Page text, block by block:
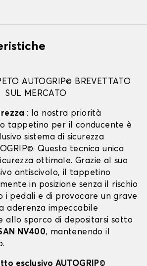
AUTOGRIP© BREVETTATO
SUL MERCATO
: la nostra priorità
tappetino per il conducente è
sistema di sicurezza
Questa tecnica unica
ottimale. Grazie al suo
antiscivolo, il tappetino
in posizione senza il rischio
i pedali e di provocare un grave
aderenza impeccabile
allo sporco di depositarsi sotto
NV400, mantenendo il
esclusivo AUTOGRIP©